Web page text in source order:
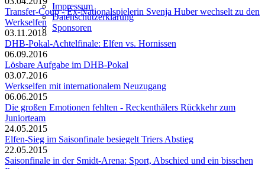
Impressum
Datenschutzerklärung
Sponsoren
Transfer-Coup - Ex-Nationalspielerin Svenja Huber wechselt zu den
Werkselfen
03.11.2018
DHB-Pokal-Achtelfinale: Elfen vs. Hornissen
06.09.2016
Lösbare Aufgabe im DHB-Pokal
03.07.2016
Werkselfen mit internationalem Neuzugang
06.06.2015
Die großen Emotionen fehlten - Reckenthälers Rückkehr zum
Juniorteam
24.05.2015
Elfen-Sieg im Saisonfinale besiegelt Triers Abstieg
22.05.2015
Saisonfinale in der Smidt-Arena: Sport, Abschied und ein bisschen